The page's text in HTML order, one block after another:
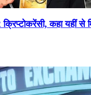
क्रिप्टोकरेंसी, कहा यहीं से